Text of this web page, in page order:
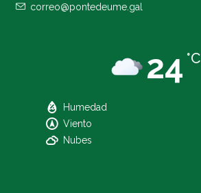
correo@pontedeume.gal
24 °C
Humedad
Viento
Nubes